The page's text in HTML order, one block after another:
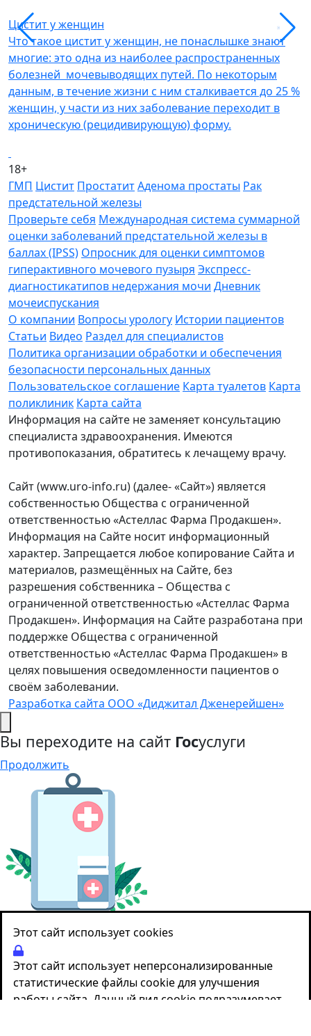
Цистит у женщин
Что такое цистит у женщин, не понаслышке знают
многие: это одна из наиболее распространенных
болезней мочевыводящих путей. По некоторым
данным, в течение жизни с ним сталкивается до 25 %
женщин, у части из них заболевание переходит в
хроническую (рецидивирующую) форму.
18+
ГМП Цистит ПростатитАденома простаты Рак
предстательной железы
Проверьте себя Международная система суммарной
оценки заболеваний предстательной железы в
баллах (IPSS) Опросник для оценки симптомов
гиперактивного мочевого пузыря Экспресс-
диагностикатипов недержания мочи Дневник
мочеиспускания
О компании Вопросы урологу Истории пациентов
Статьи Видео Раздел для специалистов
Политика организации обработки и обеспечения
безопасности персональных данных
Пользовательское соглашение Карта туалетов Карта
поликлиник Карта сайта
Информация на сайте не заменяет консультацию
специалиста здравоохранения. Имеются
противопоказания, обратитесь к лечащему врачу.
Сайт (www.uro-info.ru) (далее- «Сайт») является
собственностью Общества с ограниченной
ответственностью «Астеллас Фарма Продакшен».
Информация на Сайте носит информационный
характер. Запрещается любое копирование Сайта и
материалов, размещённых на Сайте, без
разрешения собственника – Общества с
ограниченной ответственностью «Астеллас Фарма
Продакшен». Информация на Сайте разработана при
поддержке Общества с ограниченной
ответственностью «Астеллас Фарма Продакшен» в
целях повышения осведомленности пациентов о
своём заболевании.
Разработка сайта ООО «Диджитал Дженерейшен»
Вы переходите на сайт Госуслуги
Продолжить
Этот сайт использует cookies
Этот сайт использует неперсонализированные
статистические файлы cookie для улучшения
работы сайта. Данный вид cookie подразумевает